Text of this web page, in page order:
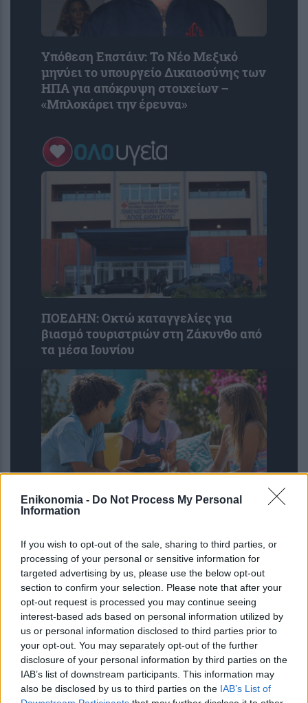
Enikonomia - Do Not Process My Personal
Information
If you wish to opt-out of the sale, sharing to third parties, or
processing of your personal or sensitive information for
targeted advertising by us, please use the below opt-out
section to confirm your selection. Please note that after your
opt-out request is processed you may continue seeing
interest-based ads based on personal information utilized by
us or personal information disclosed to third parties prior to
your opt-out. You may separately opt-out of the further
disclosure of your personal information by third parties on the
IAB’s list of downstream participants. This information may
also be disclosed by us to third parties on the IAB’s List of
Υπόθεση Επστάιν: Το Νέο Μεξικό
μηνύει το υπουργείο Δικαιοσύνης των
ΗΠΑ για απόκρυψη στοιχείων –
«Μπλοκάρει την έρευνα»
ΠΟΕΔΗΝ: Οκτώ καταγγελίες για
βιασμό τουριστριών στη Ζάκυνθο από
τα μέσα Ιουνίου
Η ομιλία των παιδιών μπορεί να
κατάθλιψης και άγχους – Τι έδειξε
μελέτη του Stanford με ...